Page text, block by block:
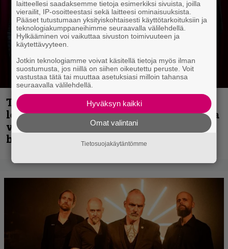
Thrash ’n’ roll -yhtye Madred ryydittää
levyjulkaisua keikkareissulla kuvatulla
videolla – ”Oltiin pakussa kusihädässä
helvetin väsyneenä…”
laitteellesi saadaksemme tietoja esimerkiksi sivuista, joilla
vierailit, IP-osoitteestasi sekä laitteesi ominaisuuksista.
Pääset tutustumaan yksityiskohtaisesti käyttötarkoituksiin ja
teknologiakumppaneihimme seuraavalla välilehdellä.
Hylkääminen voi vaikuttaa sivuston toimivuuteen ja
käytettävyyteen.
Jotkin teknologiamme voivat käsitellä tietoja myös ilman
suostumusta, jos niillä on siihen oikeutettu peruste. Voit
vastustaa tätä tai muuttaa asetuksiasi milloin tahansa
seuraavalla välilehdellä.
Hyväksyn kaikki
Omat valintani
Tietosuojakäytäntömme